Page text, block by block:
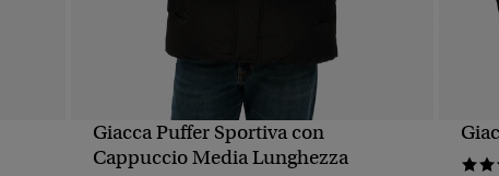
VISUALIZZAZIONE RAPIDA
Giacca Puffer Sportiva con
Cappuccio Media Lunghezza